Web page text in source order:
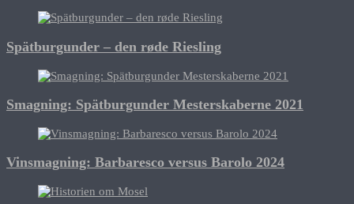
Spätburgunder – den røde Riesling
Smagning: Spätburgunder Mesterskaberne 2021
Vinsmagning: Barbaresco versus Barolo 2024